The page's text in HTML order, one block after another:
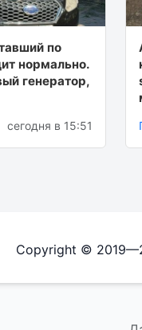
по
нормально.
генератор,
сегодня в 15:51
Copyright ©